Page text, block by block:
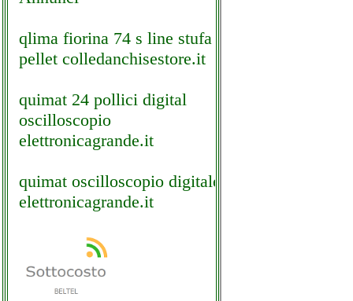
qlima fiorina 74 s line stufa
pellet colledanchisestore.it
quimat 24 pollici digital
oscilloscopio
elettronicagrande.it
quimat oscilloscopio digitale
elettronicagrande.it